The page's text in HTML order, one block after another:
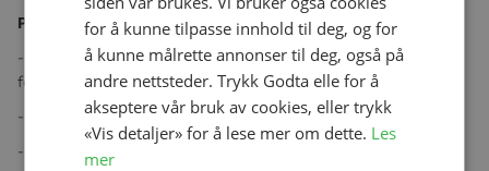
Produktegenkaper:
- Anbefalt alder 0-3 år uten forlengerdel og ca. 0-6 år med
forlengerdel.
- Antiskli-materiale på undersiden.
- Forhåndskuttede hull til vognseler.
for å kunne tilpasse innhold til deg, og for
å kunne målrette annonser til deg, også på
andre nettsteder. Trykk Godta elle for å
akseptere vår bruk av cookies, eller trykk
«Vis detaljer» for å lese mer om dette. Les
mer